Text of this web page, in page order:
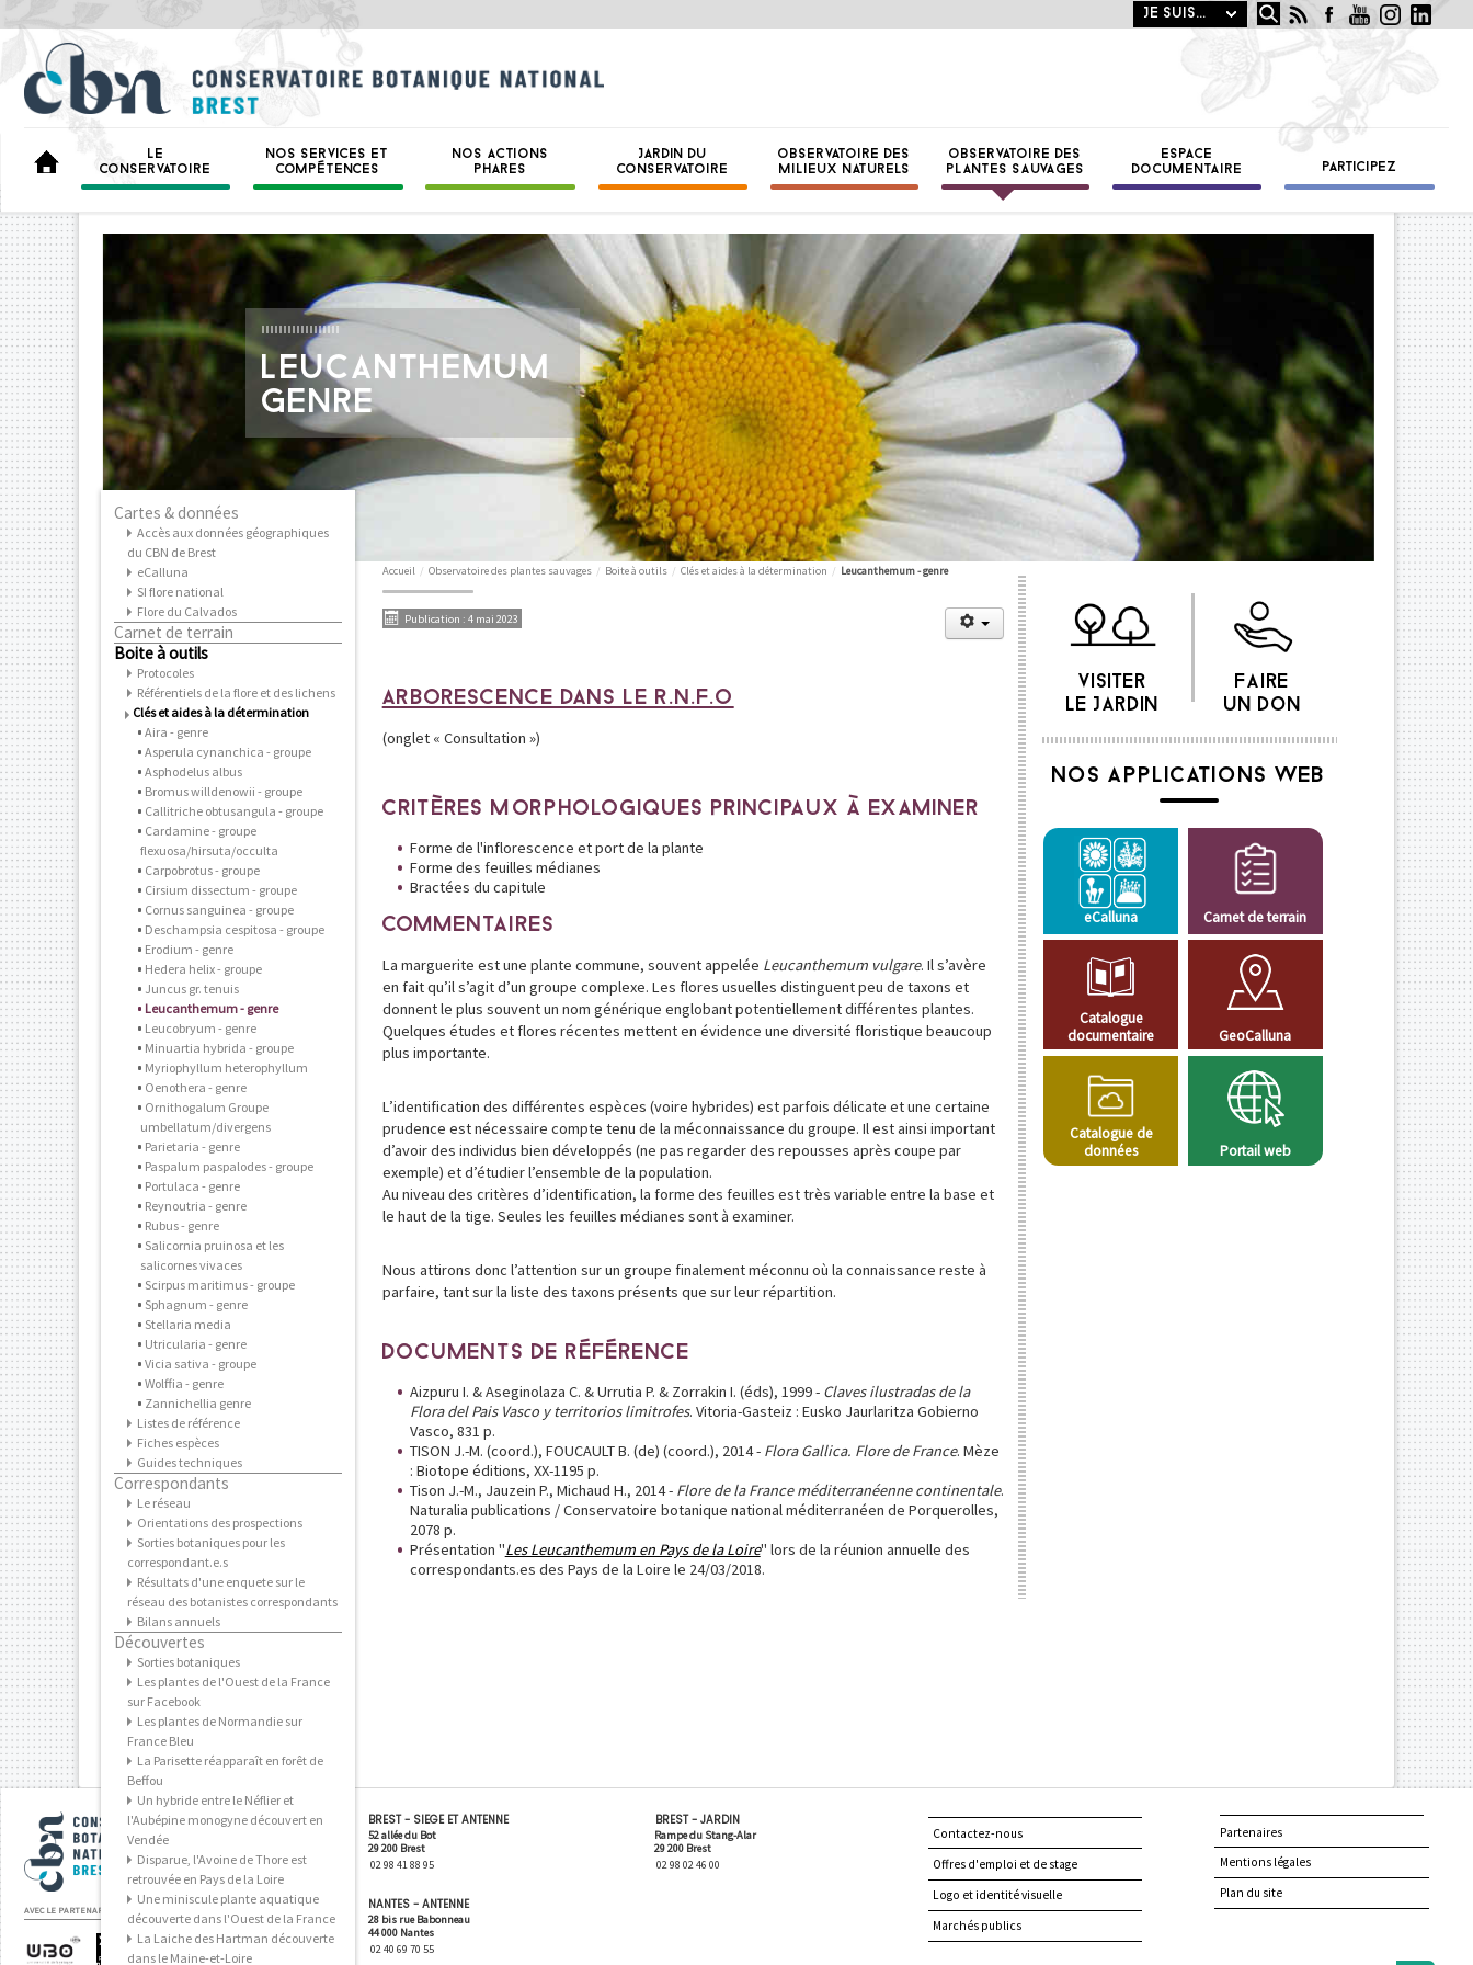
Rechercher
LE
CONSERVATOIRE
NOS SERVICES ET
COMPÉTENCES
NOS ACTIONS
PHARES
JARDIN DU
CONSERVATOIRE
OBSERVATOIRE DES
MILIEUX NATURELS
OBSERVATOIRE DES
PLANTES SAUVAGES
ESPACE
DOCUMENTAIRE
PARTICIPEZ
Cartes & données
Accès aux données géographiques
du CBN de Brest
eCalluna
SI flore national
Flore du Calvados
Carnet de terrain
Boite à outils
Protocoles
Référentiels de la flore et des lichens
Clés et aides à la détermination
Aira - genre
Asperula cynanchica - groupe
Asphodelus albus
Bromus willdenowii - groupe
Callitriche obtusangula - groupe
Cardamine - groupe
flexuosa/hirsuta/occulta
Carpobrotus - groupe
Cirsium dissectum - groupe
Cornus sanguinea - groupe
Deschampsia cespitosa - groupe
Erodium - genre
Hedera helix - groupe
Juncus gr. tenuis
Leucanthemum - genre
Leucobryum - genre
Minuartia hybrida - groupe
Myriophyllum heterophyllum
Oenothera - genre
Ornithogalum Groupe
umbellatum/divergens
Parietaria - genre
Paspalum paspalodes - groupe
Portulaca - genre
Reynoutria - genre
Rubus - genre
Salicornia pruinosa et les
salicornes vivaces
Scirpus maritimus - groupe
Sphagnum - genre
Stellaria media
Utricularia - genre
Vicia sativa - groupe
Wolffia - genre
Zannichellia genre
Listes de référence
Fiches espèces
Guides techniques
Correspondants
Le réseau
Orientations des prospections
Sorties botaniques pour les
correspondant.e.s
Résultats d'une enquete sur le
réseau des botanistes correspondants
Bilans annuels
Découvertes
Sorties botaniques
Les plantes de l'Ouest de la France
sur Facebook
Les plantes de Normandie sur
France Bleu
La Parisette réapparaît en forêt de
Beffou
Un hybride entre le Néflier et
l'Aubépine monogyne découvert en
Vendée
Disparue, l'Avoine de Thore est
retrouvée en Pays de la Loire
Une miniscule plante aquatique
découverte dans l'Ouest de la France
La Laiche des Hartman découverte
dans le Maine-et-Loire
Accueil / Observatoire des plantes sauvages / Boite à outils / Clés et aides à la détermination / Leucanthemum - genre
LEUCANTHEMUM
GENRE
Publication : 4 mai 2023
ARBORESCENCE DANS LE R.N.F.O
(onglet « Consultation »)
CRITÈRES MORPHOLOGIQUES PRINCIPAUX À EXAMINER
Forme de l'inflorescence et port de la plante
Forme des feuilles médianes
Bractées du capitule
COMMENTAIRES
La marguerite est une plante commune, souvent appelée Leucanthemum vulgare. Il s’avère
en fait qu’il s’agit d’un groupe complexe. Les flores usuelles distinguent peu de taxons et
donnent le plus souvent un nom générique englobant potentiellement différentes plantes.
Quelques études et flores récentes mettent en évidence une diversité floristique beaucoup
plus importante.
L’identification des différentes espèces (voire hybrides) est parfois délicate et une certaine
prudence est nécessaire compte tenu de la méconnaissance du groupe. Il est ainsi important
d’avoir des individus bien développés (ne pas regarder des repousses après coupe par
exemple) et d’étudier l’ensemble de la population.
Au niveau des critères d’identification, la forme des feuilles est très variable entre la base et
le haut de la tige. Seules les feuilles médianes sont à examiner.
Nous attirons donc l’attention sur un groupe finalement méconnu où la connaissance reste à
parfaire, tant sur la liste des taxons présents que sur leur répartition.
DOCUMENTS DE RÉFÉRENCE
Aizpuru I. & Aseginolaza C. & Urrutia P. & Zorrakin I. (éds), 1999 - Claves ilustradas de la
Flora del Pais Vasco y territorios limitrofes. Vitoria-Gasteiz : Eusko Jaurlaritza Gobierno
Vasco, 831 p.
TISON J.-M. (coord.), FOUCAULT B. (de) (coord.), 2014 -Flora Gallica. Flore de France. Mèze
: Biotope éditions, XX-1195 p.
Tison J.-M., Jauzein P., Michaud H., 2014 - Flore de la France méditerranéenne continentale.
Naturalia publications / Conservatoire botanique national méditerranéen de Porquerolles,
2078 p.
Présentation "Les Leucanthemum en Pays de la Loire" lors de la réunion annuelle des
correspondants.es des Pays de la Loire le 24/03/2018.
VISITER
LE JARDIN
FAIRE
UN DON
NOS APPLICATIONS WEB
eCalluna Carnet de terrain
Catalogue
documentaire
GeoCalluna
Catalogue de
données
Portail web
Conservatoire botanique national de Brest
AVEC LE PARTENARIAT DE
Université
Région
Finistère
Brest
BREST - SIEGE ET ANTENNE
52 allée du Bot
29 200 Brest
02 98 41 88 95
NANTES - ANTENNE
28 bis rue Babonneau
44 000 Nantes
02 40 69 70 55
BREST - JARDIN
Rampe du Stang-Alar
29 200 Brest
02 98 02 46 00
Contactez-nous
Offres d'emploi et de stage
Logo et identité visuelle
Marchés publics
Partenaires
Mentions légales
Plan du site